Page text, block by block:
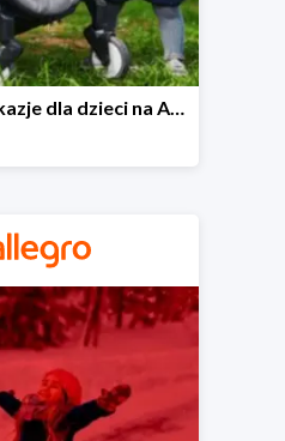
Wiosenne okazje dla dzieci na Allegro do -60%